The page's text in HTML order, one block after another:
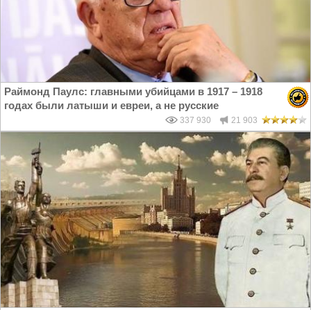
Раймонд Паулс: главными убийцами в 1917 – 1918
годах были латыши и евреи, а не русские
337 930 21 903